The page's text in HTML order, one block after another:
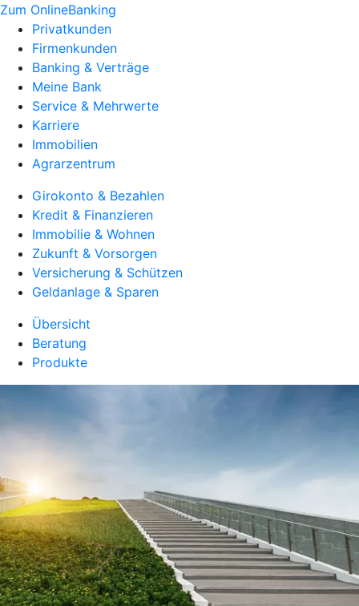
Zum OnlineBanking
Privatkunden
Firmenkunden
Banking & Verträge
Meine Bank
Service & Mehrwerte
Karriere
Immobilien
Agrarzentrum
Girokonto & Bezahlen
Kredit & Finanzieren
Immobilie & Wohnen
Zukunft & Vorsorgen
Versicherung & Schützen
Geldanlage & Sparen
Übersicht
Beratung
Produkte